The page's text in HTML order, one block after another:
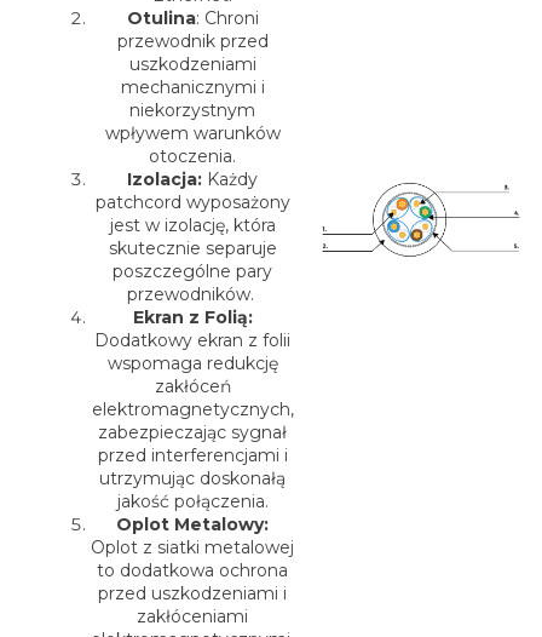
Otulina: Chroni
przewodnik przed
uszkodzeniami
mechanicznymi i
niekorzystnym
wpływem warunków
otoczenia.
Izolacja: Każdy
patchcord wyposażony
jest w izolację, która
skutecznie separuje
poszczególne pary
przewodników.
Ekran z Folią:
Dodatkowy ekran z folii
wspomaga redukcję
zakłóceń
elektromagnetycznych,
zabezpieczając sygnał
przed interferencjami i
utrzymując doskonałą
jakość połączenia.
Oplot Metalowy:
Oplot z siatki metalowej
to dodatkowa ochrona
przed uszkodzeniami i
zakłóceniami